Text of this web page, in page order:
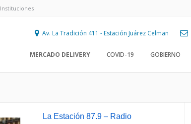
Instituciones
Av. La Tradición 411 - Estación Juárez Celman
MERCADO DELIVERY COVID-19 GOBIERNO
La Estación 87.9 – Radio